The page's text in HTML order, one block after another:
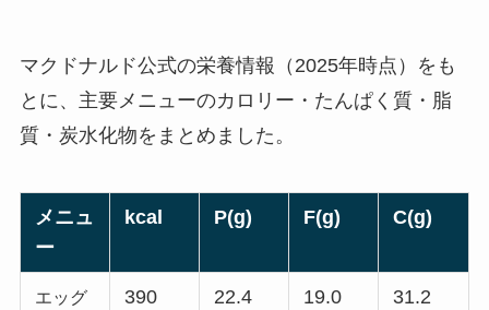
マクドナルド公式の栄養情報（2025年時点）をも
とに、主要メニューのカロリー・たんぱく質・脂
質・炭水化物をまとめました。
メニュ
ー
kcal P(g) F(g) C(g)
エッグ
390 22.4 19.0 31.2